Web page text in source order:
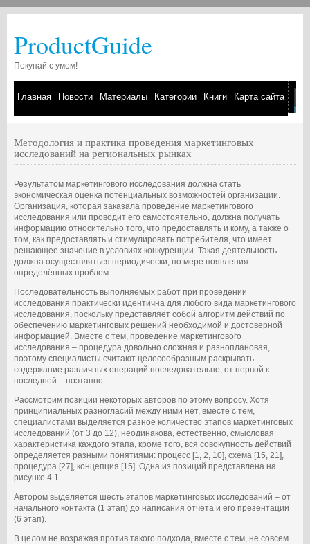
ProductGuide
Покупай с умом!
Главная Новости Материалы Категории Книги Карта сайта
Методология и практика проведения маркетинговых
исследований на региональных рынках
Результатом маркетингового исследования должна стать
экономическая оценка потенциальных возможностей организации.
Организация, которая заказала проведение маркетингового
исследования или проводит его самостоятельно, должна получать
информацию относительно того, что предоставлять и кому, а также о
том, как предоставлять и стимулировать потребителя, что имеет
решающее значение в условиях конкуренции. Такая деятельность
должна осуществляться периодически, по мере появления
определённых проблем.
Последовательность выполняемых работ при проведении
исследования практически идентична для любого вида маркетингового
исследования, поскольку представляет собой алгоритм действий по
обеспечению маркетинговых решений необходимой и достоверной
информацией. Вместе с тем, проведение маркетингового
исследования – процедура довольно сложная и разноплановая,
поэтому специалисты считают целесообразным раскрывать
содержание различных операций последовательно, от первой к
последней – поэтапно.
Рассмотрим позиции некоторых авторов по этому вопросу. Хотя
принципиальных разногласий между ними нет, вместе с тем,
специалистами выделяется разное количество этапов маркетинговых
исследований (от 3 до 12), неодинакова, естественно, смысловая
характеристика каждого этапа, кроме того, вся совокупность действий
определяется разными понятиями: процесс [1, 2, 10], схема [15, 21],
процедура [27], концепция [15]. Одна из позиций представлена на
рисунке 4.1.
Автором выделяется шесть этапов маркетинговых исследований – от
начального контакта (1 этап) до написания отчёта и его презентации
(6 этап).
В целом не возражая против такого подхода, вместе с тем, не совсем